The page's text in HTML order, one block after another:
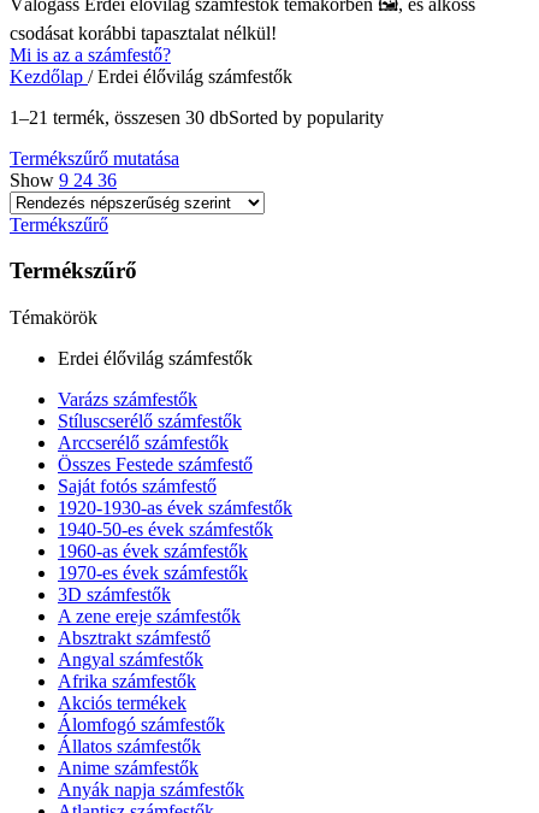
csodásat korábbi tapasztalat nélkül!
Mi is az a számfestő?
Kezdőlap / Erdei élővilág számfestők
1–21 termék, összesen 30 dbSorted by popularity
Termékszűrő mutatása
Show 9 24 36
Termékszűrő
Termékszűrő
Témakörök
Erdei élővilág számfestők
Varázs számfestők
Stíluscserélő számfestők
Arccserélő számfestők
Összes Festede számfestő
Saját fotós számfestő
1920-1930-as évek számfestők
1940-50-es évek számfestők
1960-as évek számfestők
1970-es évek számfestők
3D számfestők
A zene ereje számfestők
Absztrakt számfestő
Angyal számfestők
Afrika számfestők
Akciós termékek
Álomfogó számfestők
Állatos számfestők
Anime számfestők
Anyák napja számfestők